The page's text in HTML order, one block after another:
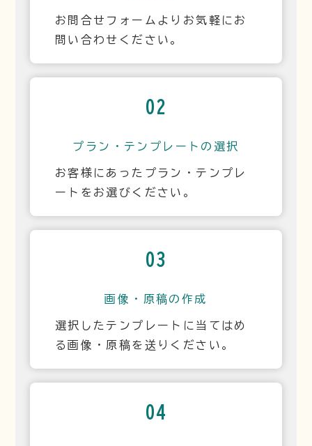
お問合せフォームよりお気軽にお
問い合わせください。
02
プラン・テンプレートの選択
お客様にあったプラン・テンプレ
ートをお選びください。
03
画像・原稿の作成
選択したテンプレートに当てはめ
る画像・原稿を送りください。
04